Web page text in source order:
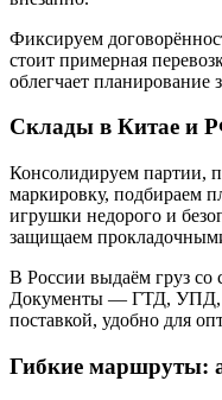
Фиксируем
стоит примерная
облегчает планирование
Склады в Китае и
Консолидируем партии,
маркировку, подбираем
игрушки недорого и
защищаем
В России выдаём груз со
Документы — ГТД, УПД,
поставкой, удобно для
Гибкие маршруты: